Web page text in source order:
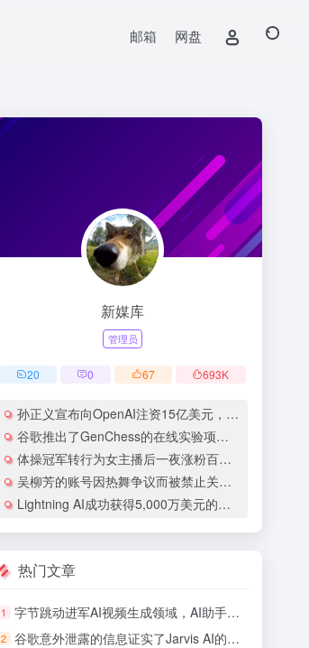
邮箱 网盘
新媒库
管理员
20 0 67 693K
孙正义宣布向OpenAI注资15亿美元，表达了对人工智能发展的极大看好
谷歌推出了GenChess的在线实验项目，允许玩家通过文字提示来定制自己的棋子
体操冠军转行为女主播后一夜涨粉百万，因与擦边界线接近而遭到网友的怒斥
吴柳芳的账号因热舞争议而被禁止关注 争议后涨粉超百万
Lightning AI成功获得5,000万美元的融资，推动了PyTorch Lightning的下载量达到1.6亿次
热门文章
1 字节跳动进军AI视频生成领域，AI助手豆包视频生成开放内测申请
2 谷歌意外泄露的信息证实了Jarvis AI的真实存在的